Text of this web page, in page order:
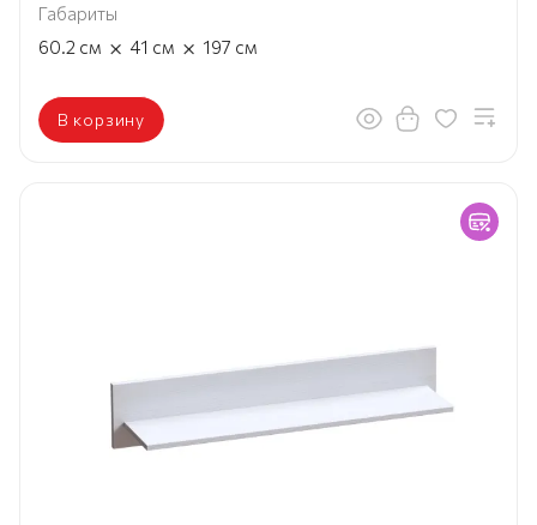
Габариты
60.2 см × 41 см × 197 см
В корзину